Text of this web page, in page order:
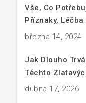
Vše, Co
Příznaky,
března 14, 2024
Jak Dlouho
Těchto
dubna 17, 2026